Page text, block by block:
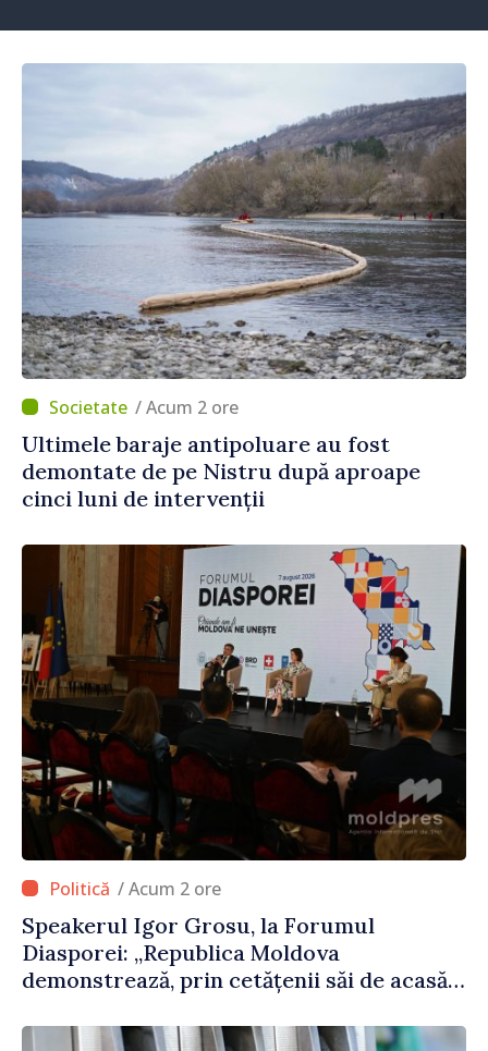
/ Acum 2 ore
Ultimele baraje antipoluare au fost
demontate de pe Nistru după aproape
cinci luni de intervenții
/ Acum 2 ore
Speakerul Igor Grosu, la Forumul
Diasporei: „Republica Moldova
demonstrează, prin cetățenii săi de acasă
parte a marii familii europene”